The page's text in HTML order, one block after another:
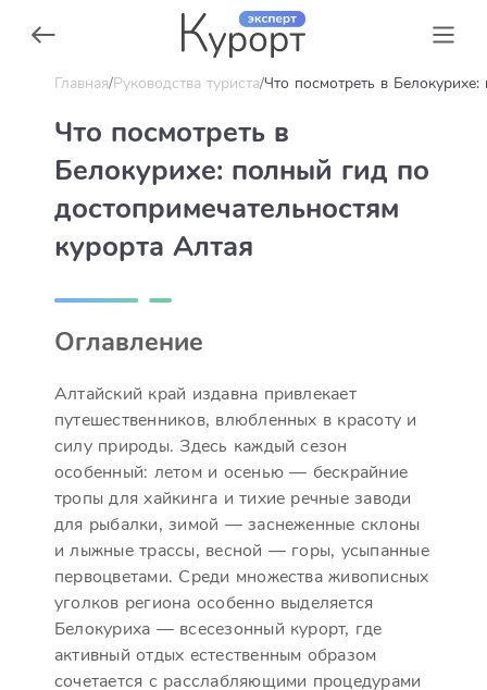
Главная Руководства туриста Что посмотреть в
Что посмотреть в
Белокурихе: полный гид по
достопримечательностям
курорта Алтая
Оглавление
Алтайский край издавна привлекает
путешественников, влюбленных в красоту и
силу природы. Здесь каждый сезон
особенный: летом и осенью — бескрайние
тропы для хайкинга и тихие речные заводи
для рыбалки, зимой — заснеженные склоны
и лыжные трассы, весной — горы, усыпанные
первоцветами. Среди множества живописных
уголков региона особенно выделяется
Белокуриха — всесезонный курорт, где
активный отдых естественным образом
сочетается с расслабляющими процедурами